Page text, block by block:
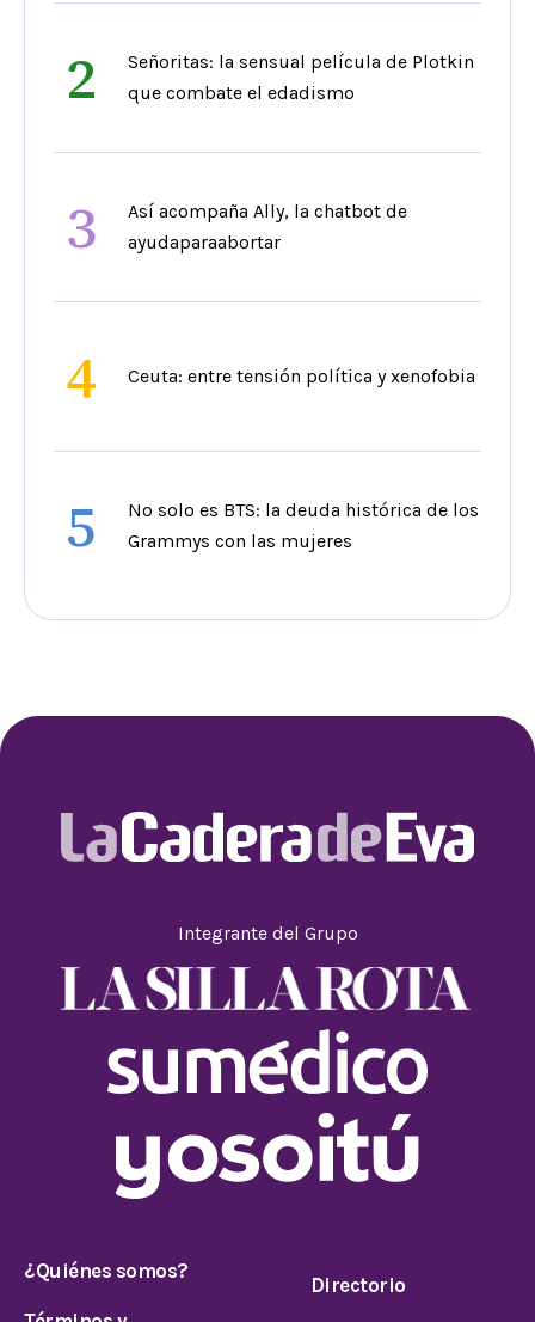
2
Señoritas: la sensual película de Plotkin
que combate el edadismo
3
Así acompaña Ally, la chatbot de
ayudaparaabortar
4 Ceuta: entre tensión política y xenofobia
5
No solo es BTS: la deuda histórica de los
Grammys con las mujeres
Integrante del Grupo
¿Quiénes somos?
Directorio